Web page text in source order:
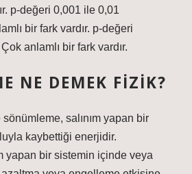
p-değeri 0,001 ile 0,01
bir fark vardır. p-değeri
anlamlı bir fark vardır.
NE DEMEK FIZIK?
salınım yapan bir
kaybettiği enerjidir.
yapan bir sistemin içinde veya